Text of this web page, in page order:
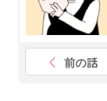
前の話